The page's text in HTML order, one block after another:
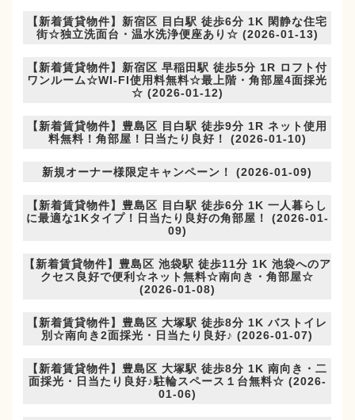
【新着賃貸物件】新宿区 目白駅 徒歩6分 1K 閑静な住宅
街☆独立洗面台・温水洗浄便座あり☆ (2026-01-13)
【新着賃貸物件】新宿区 早稲田駅 徒歩5分 1R ロフト付
ワンルーム☆WI-FI使用料無料☆最上階・角部屋4面採光
☆ (2026-01-12)
【新着賃貸物件】豊島区 目白駅 徒歩9分 1R ネット使用
料無料！角部屋！日当たり良好！ (2026-01-10)
新規オーナー様限定キャンペーン！ (2026-01-09)
【新着賃貸物件】豊島区 目白駅 徒歩6分 1K 一人暮らし
に最適な1Kタイプ！日当たり良好の角部屋！ (2026-01-
09)
【新着賃貸物件】豊島区 池袋駅 徒歩11分 1K 池袋へのア
クセス良好で便利☆ネット無料☆南向き・角部屋☆
(2026-01-08)
【新着賃貸物件】豊島区 大塚駅 徒歩8分 1K バストイレ
別☆南向き2面採光・日当たり良好♪ (2026-01-07)
【新着賃貸物件】豊島区 大塚駅 徒歩8分 1K 南向き・二
面採光・日当たり良好♪駐輪スペース１台無料☆ (2026-
01-06)